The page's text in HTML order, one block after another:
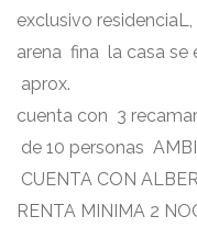
exclusivo
arena fina la casa se
aprox.
cuenta con 3
de 10 personas
CUENTA CON
RENTA MINIMA 2